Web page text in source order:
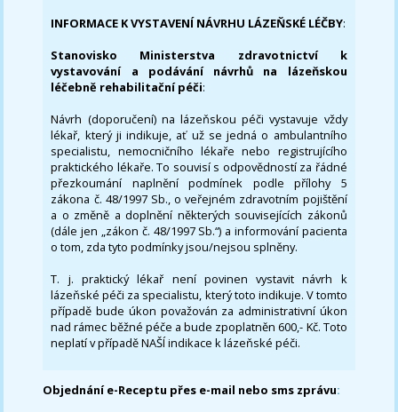
INFORMACE K VYSTAVENÍ NÁVRHU LÁZEŇSKÉ LÉČBY:
Stanovisko Ministerstva zdravotnictví k
vystavování a podávání návrhů na lázeňskou
léčebně rehabilitační péči:
Návrh (doporučení) na lázeňskou péči vystavuje vždy
lékař, který ji indikuje, ať už se jedná o ambulantního
specialistu, nemocničního lékaře nebo registrujícího
praktického lékaře. To souvisí s odpovědností za řádné
přezkoumání naplnění podmínek podle přílohy 5
zákona č. 48/1997 Sb., o veřejném zdravotním pojištění
a o změně a doplnění některých souvisejících zákonů
(dále jen „zákon č. 48/1997 Sb.“) a informování pacienta
o tom, zda tyto podmínky jsou/nejsou splněny.
T. j. praktický lékař není povinen vystavit návrh k
lázeňské péči za specialistu, který toto indikuje. V tomto
případě bude úkon považován za administrativní úkon
nad rámec běžné péče a bude zpoplatněn 600,- Kč. Toto
neplatí v případě NAŠÍ indikace k lázeňské péči.
Objednání e-Receptu přes e-mail nebo sms zprávu: